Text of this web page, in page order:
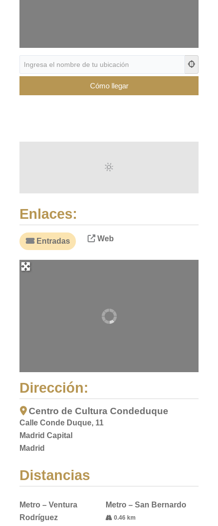
Enlaces:
Entradas Web
Dirección:
Centro de Cultura Condeduque
Calle Conde Duque, 11
Madrid Capital
Madrid
Distancias
Metro – Ventura
Rodríguez
Metro – San Bernardo
0.46 km